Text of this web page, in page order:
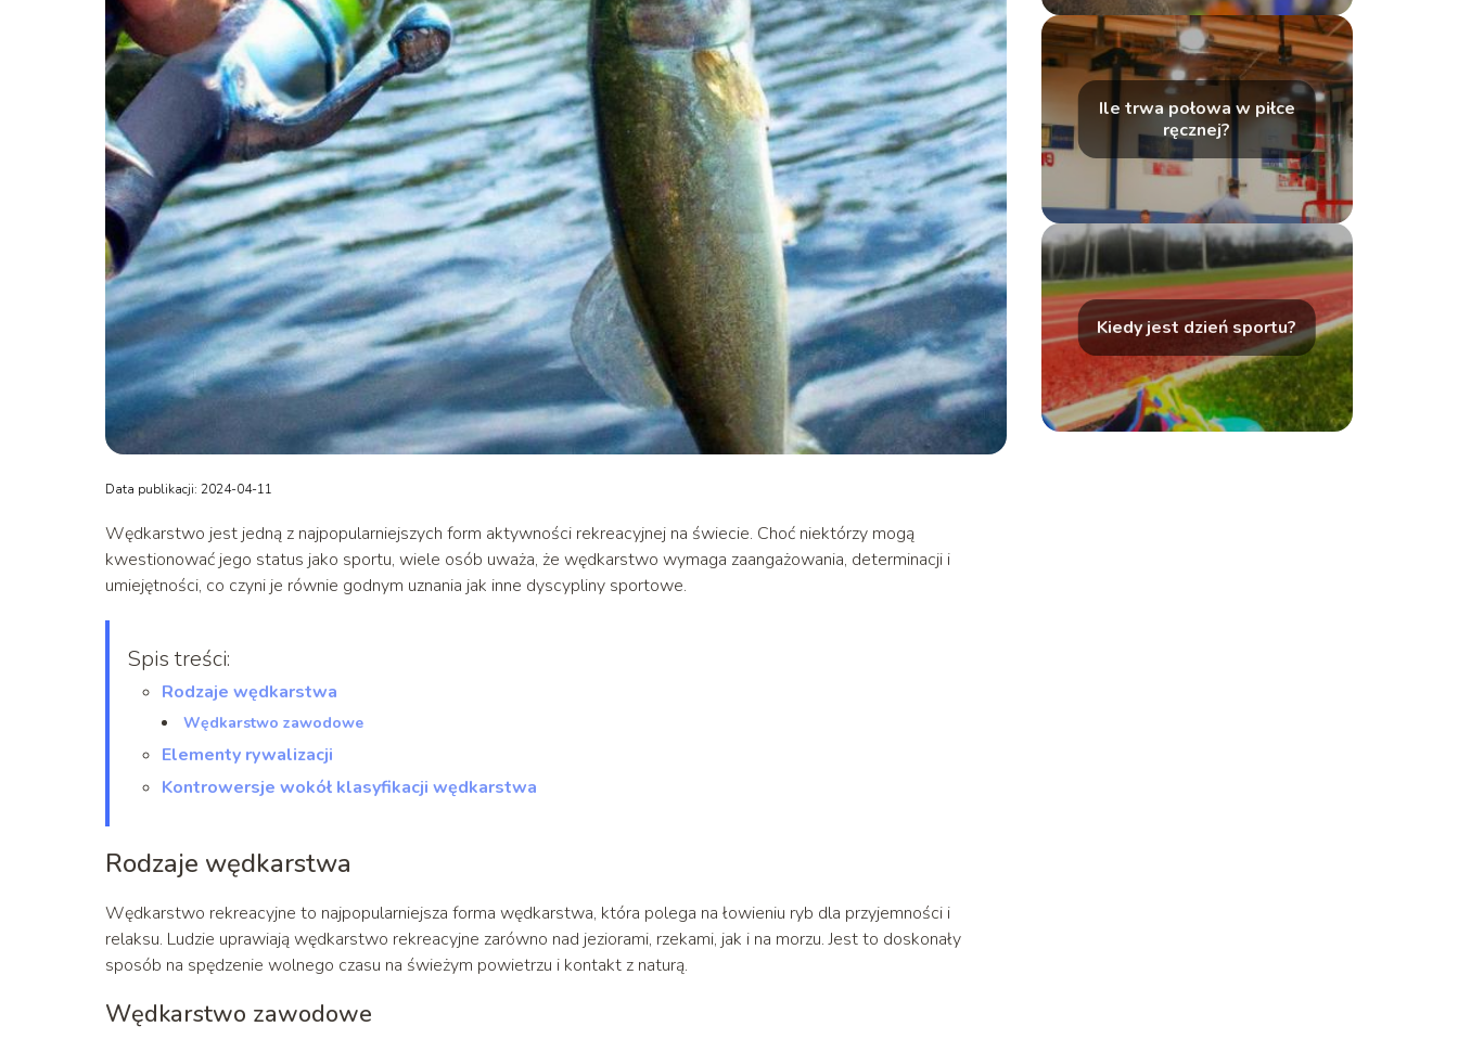
Data publikacji: 2024-04-11
Wędkarstwo jest jedną z najpopularniejszych form aktywności rekreacyjnej na świecie. Choć niektórzy mogą
kwestionować jego status jako sportu, wiele osób uważa, że wędkarstwo wymaga zaangażowania, determinacji i
umiejętności, co czyni je równie godnym uznania jak inne dyscypliny sportowe.
Spis treści:
Rodzaje wędkarstwa
Wędkarstwo zawodowe
Elementy rywalizacji
Kontrowersje wokół klasyfikacji wędkarstwa
Rodzaje wędkarstwa
Wędkarstwo rekreacyjne to najpopularniejsza forma wędkarstwa, która polega na łowieniu ryb dla przyjemności i
relaksu. Ludzie uprawiają wędkarstwo rekreacyjne zarówno nad jeziorami, rzekami, jak i na morzu. Jest to doskonały
sposób na spędzenie wolnego czasu na świeżym powietrzu i kontakt z naturą.
Wędkarstwo zawodowe
Ile trwa połowa w piłce
ręcznej?
Kiedy jest dzień sportu?